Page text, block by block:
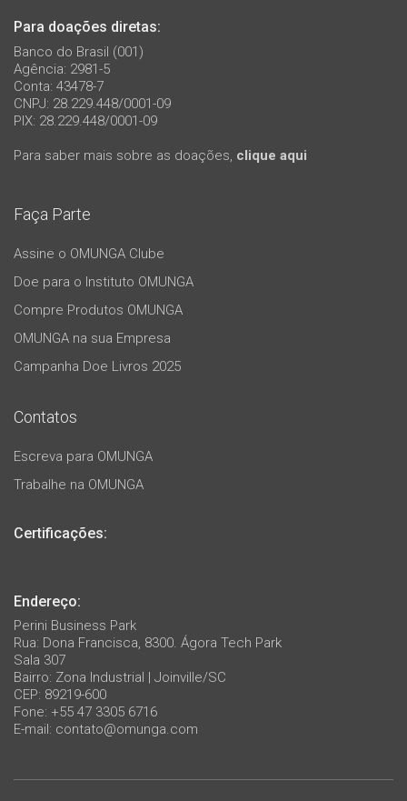
Para doações diretas:
Banco do Brasil (001)
Agência: 2981-5
Conta: 43478-7
CNPJ: 28.229.448/0001-09
PIX: 28.229.448/0001-09
Para saber mais sobre as doações, clique aqui
Faça Parte
Assine o OMUNGA Clube
Doe para o Instituto OMUNGA
Compre Produtos OMUNGA
OMUNGA na sua Empresa
Campanha Doe Livros 2025
Contatos
Escreva para OMUNGA
Trabalhe na OMUNGA
Certificações:
Endereço:
Perini Business Park
Rua: Dona Francisca, 8300. Ágora Tech Park
Sala 307
Bairro: Zona Industrial | Joinville/SC
CEP: 89219-600
Fone: +55 47 3305 6716
E-mail: contato@omunga.com